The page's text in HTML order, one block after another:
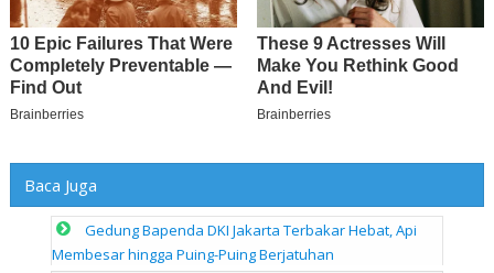
Baca Juga
Gedung Bapenda DKI Jakarta Terbakar Hebat, Api
Membesar hingga Puing-Puing Berjatuhan